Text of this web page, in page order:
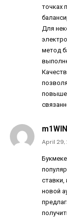
точках
Для
метод
April
ставки,
новой